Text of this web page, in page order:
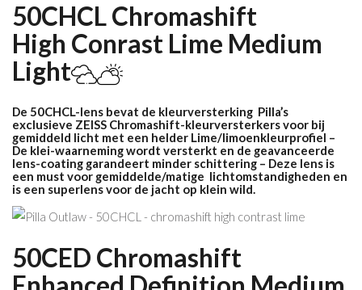
50CHCL Chromashift
High Conrast Lime Medium
Light
De 50CHCL-lens bevat de kleurversterking Pilla’s
exclusieve ZEISS Chromashift-kleurversterkers voor bij
gemiddeld licht met een helder Lime/limoenkleurprofiel –
De klei-waarneming wordt versterkt en de geavanceerde
lens-coating garandeert minder schittering – Deze lens is
een must voor gemiddelde/matige lichtomstandigheden en
is een superlens voor de jacht op klein wild.
50CED Chromashift